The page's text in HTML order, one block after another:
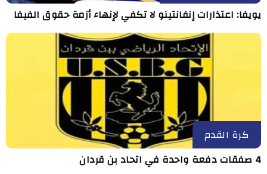
يويفا: اعتذارات إنفانتينو لا تكفي لإنهاء أزمة حقوق الفيفا
كرة القدم
4 صفقات دفعة واحدة في اتحاد بن قردان